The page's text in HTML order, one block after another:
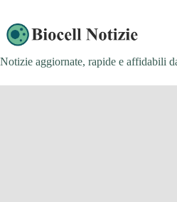
contenuto
Notizie aggiornate, rapide e affidabili